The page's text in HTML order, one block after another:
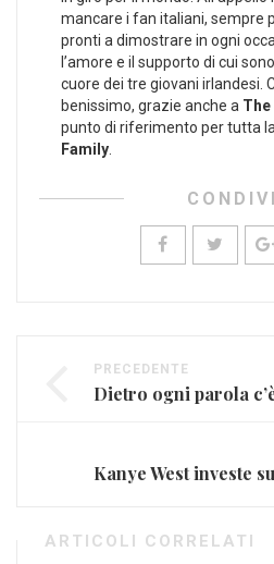
mancare i fan italiani, sempre
pronti a dimostrare in ogni
l’amore e il supporto di cui
cuore dei tre giovani irlandesi.
benissimo, grazie anche a
punto di riferimento per tutta la
Family
PRECEDENTE
ARTICOLI CORRELATI